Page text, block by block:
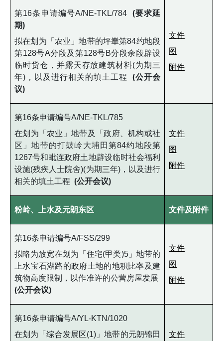
第16条申请编号A/NE-TKL/784
(要求延
期)
拟在划为「农业」地带的坪輋第84约地段
第128号A分段及第128号B分段余段辟设
临时货仓，并露天存放建筑材料(为期三
年)，以及进行相关的填土工程
(公开会
议)
文件
图
附件
第16条申请编号A/NE-TKL/785
在划为「农业」地带及「政府、机构或社
区」地带的打鼓岭大埔田第84约地段第
1267号和毗连政府土地辟设临时社会福利
设施(残疾人士院舍)(为期三年)，以及进行
相关的填土工程 (公开会议)
文件
图
附件
粉岭、上水及元朗东区 文件及附件
第16条申请编号A/FSS/299
拟略为放宽在划为「住宅(甲类)5」地带的
上水宝石湖路的政府土地的地积比率及建
筑物高度限制，以作准许的公营房屋发展
(公开会议)
文件
图
附件
第16条申请编号A/YL-KTN/1020
在划为「综合发展区(1)」地带的元朗锦田
文件